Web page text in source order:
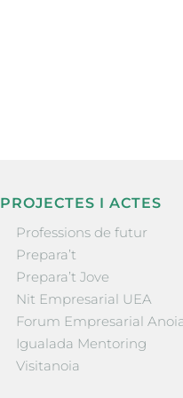
PROJECTES I ACTES
Professions de futur
Prepara’t
Prepara’t Jove
Nit Empresarial UEA
Forum Empresarial
Igualada Mentoring
Visitanoia